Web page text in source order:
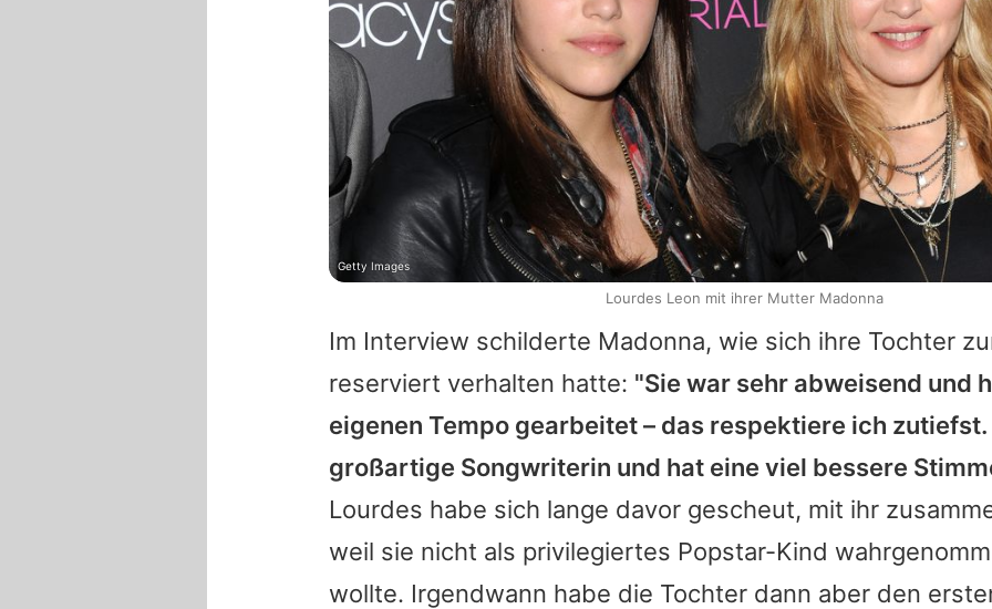
Im Interview schilderte Madonna, wie sich ihre Tochter
reserviert verhalten hatte: "Sie war sehr abweisend und
eigenen Tempo gearbeitet – das respektiere ich zutiefst.
großartige Songwriterin und hat eine viel bessere
Lourdes habe sich lange davor gescheut, mit ihr
weil sie nicht als privilegiertes Popstar-Kind
wollte. Irgendwann habe die Tochter dann aber den
Getty Images
Lourdes Leon mit ihrer Mutter Madonna